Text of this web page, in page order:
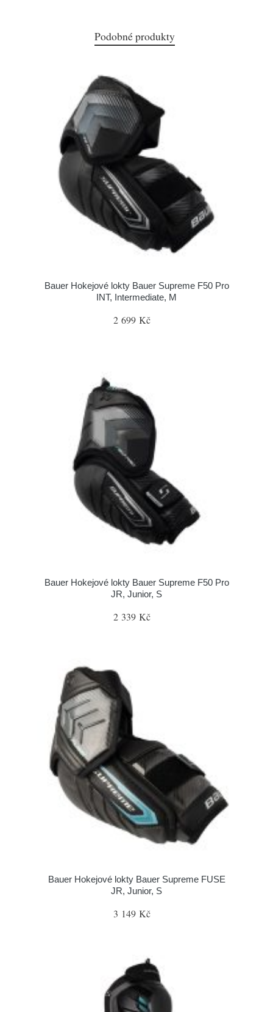
Podobné produkty
Bauer Hokejové lokty Bauer Supreme F50 Pro
INT, Intermediate, M
2 699 Kč
Bauer Hokejové lokty Bauer Supreme F50 Pro
JR, Junior, S
2 339 Kč
Bauer Hokejové lokty Bauer Supreme FUSE
JR, Junior, S
3 149 Kč